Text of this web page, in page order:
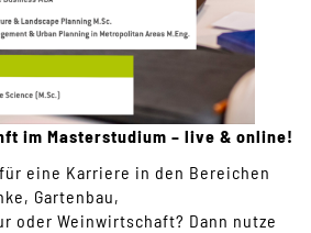
im Masterstudium – live & online!
eine Karriere in den Bereichen
Gartenbau,
oder Weinwirtschaft? Dann nutze